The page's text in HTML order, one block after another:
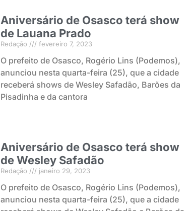
Aniversário de Osasco terá show
de Lauana Prado
Redação fevereiro 7, 2023
O prefeito de Osasco, Rogério Lins (Podemos),
anunciou nesta quarta-feira (25), que a cidade
receberá shows de Wesley Safadão, Barões da
Pisadinha e da cantora
Aniversário de Osasco terá show
de Wesley Safadão
Redação janeiro 29, 2023
O prefeito de Osasco, Rogério Lins (Podemos),
anunciou nesta quarta-feira (25), que a cidade